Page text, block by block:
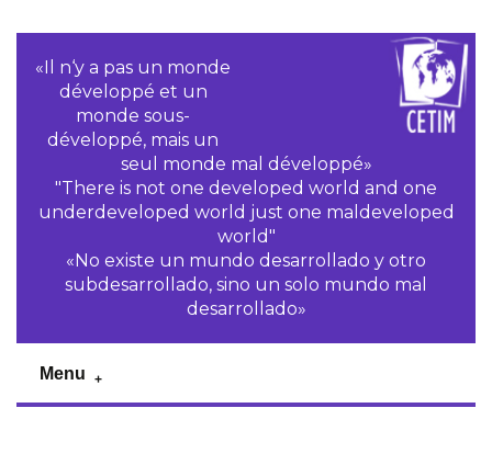
«Il n‘y a pas un monde
développé et un
monde sous-
développé, mais un
seul monde mal développé»
"There is not one developed world and one
underdeveloped world just one maldeveloped
world"
«No existe un mundo desarrollado y otro
subdesarrollado, sino un solo mundo mal
desarrollado»
Menu